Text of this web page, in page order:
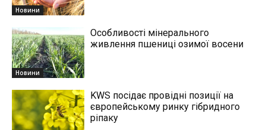
Новини
Новини
Особливості мінерального
живлення пшениці озимої восени
KWS посідає провідні позиції на
європейському ринку гібридного
ріпаку